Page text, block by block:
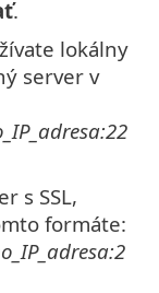
.
lokálny
server v
s SSL,
formáte: